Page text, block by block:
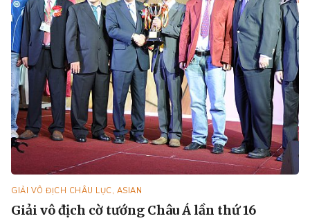
GIẢI VÔ ĐỊCH CHÂU LỤC, ASIAN
Giải vô địch cờ tướng Châu Á lần thứ 16